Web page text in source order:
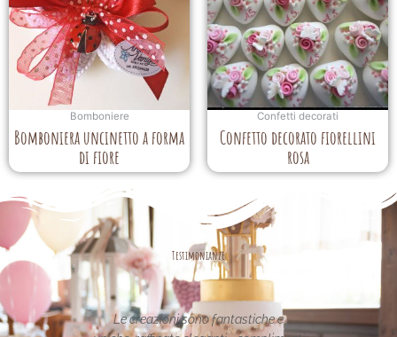
Bomboniere
Bomboniera uncinetto a forma
di fiore
Confetti decorati
Confetto decorato fiorellini
rosa
Testimonianze
nel
Le creazioni sono fantastiche e